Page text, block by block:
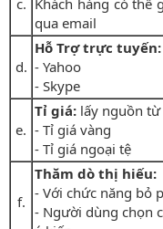
c. Khách hàng có thể
qua email
d.
Hỗ Trợ trực tuyến:
- Yahoo
- Skype
e.
Tỉ giá: lấy nguồn
- Tỉ giá vàng
- Tỉ giá ngoại tệ
f.
Thăm dò thị hiếu:
- Với chức năng bỏ
- Người dùng chọn